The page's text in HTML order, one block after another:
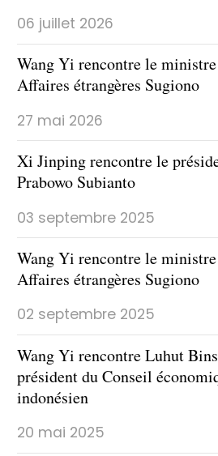
06 juillet 2026
Wang Yi rencontre le
Affaires étrangères Sugiono
27 mai 2026
Xi Jinping rencontre le
Prabowo Subianto
03 septembre 2025
Wang Yi rencontre le
Affaires étrangères Sugiono
02 septembre 2025
Wang Yi rencontre Luhut
président du Conseil
indonésien
20 mai 2025